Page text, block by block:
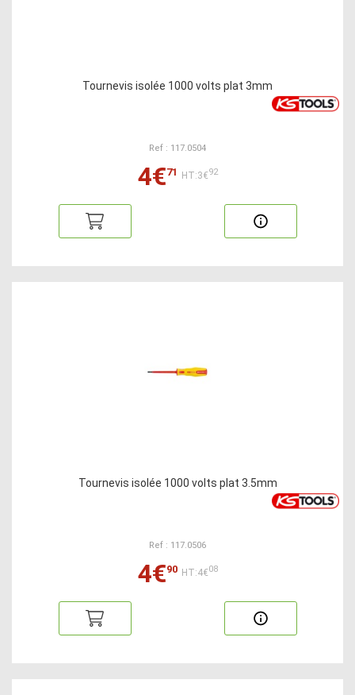
Tournevis isolée 1000 volts plat 3mm
Ref : 117.0504
4€71 HT:3€92
Tournevis isolée 1000 volts plat 3.5mm
Ref : 117.0506
4€90 HT:4€08